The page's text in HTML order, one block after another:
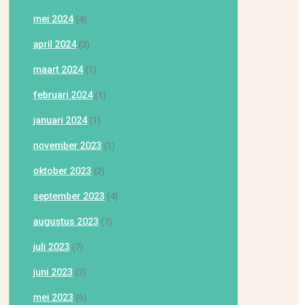
mei 2024(4)
april 2024(3)
maart 2024(1)
februari 2024(1)
januari 2024(1)
november 2023 (1)
oktober 2023 (2)
september 2023 (4)
augustus 2023 (7)
juli 2023 (7)
juni 2023 (3)
mei 2023 (6)